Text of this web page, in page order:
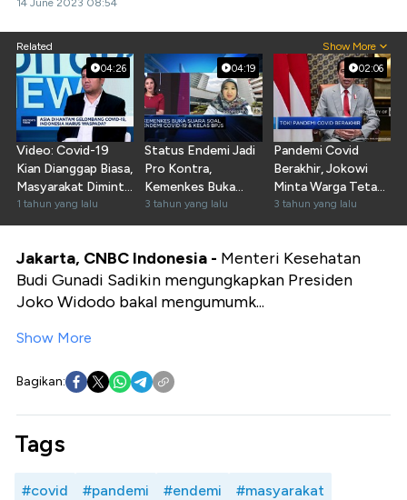
14 June 2023 08:54
Related Show More
04:26
Video: Covid-19
Kian Dianggap Biasa,
Masyarakat Diminta
Tetap Waspada
1 tahun yang lalu
04:19
Status Endemi Jadi
Pro Kontra,
Kemenkes Buka
Suara
3 tahun yang lalu
02:06
Pandemi Covid
Berakhir, Jokowi
Minta Warga Tetap
Hidup Bersih
3 tahun yang lalu
Jakarta, CNBC Indonesia - Menteri Kesehatan
Budi Gunadi Sadikin mengungkapkan Presiden
Joko Widodo bakal mengumumk...
Show More
Bagikan:
Tags
#covid #pandemi #endemi #masyarakat